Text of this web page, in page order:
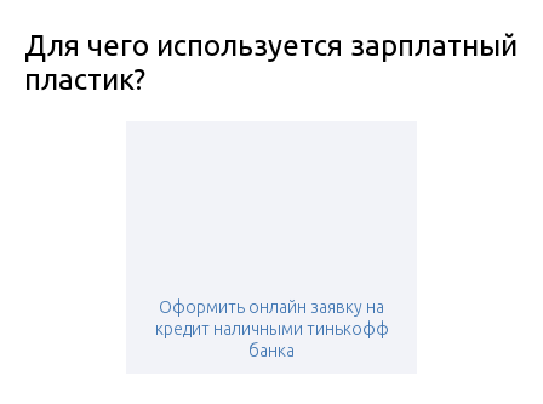
Для чего используется зарплатный
пластик?
Оформить онлайн заявку на
кредит наличными тинькофф
банка